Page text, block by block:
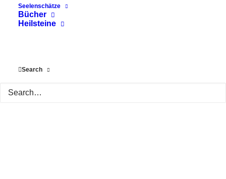
Seelenschätze
Bücher
Heilsteine
Search